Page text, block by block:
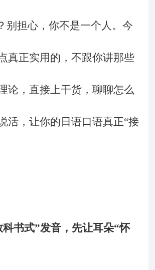
别担心，你不是一个人。今
真正实用的，不跟你讲那些
论，直接上干货，聊聊怎么
活，让你的日语口语真正“接
科书式”发音，先让耳朵“怀